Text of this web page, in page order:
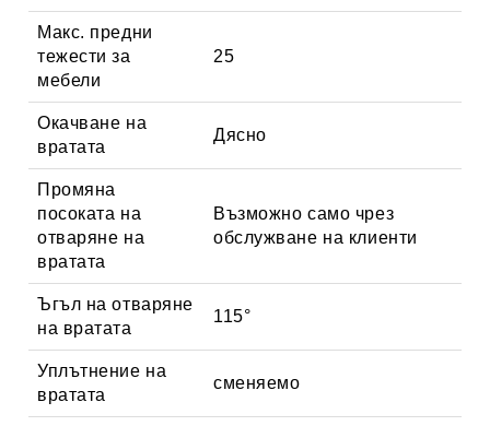
Макс. предни
тежести за
мебели
25
Окачване на
вратата
Дясно
Промяна
посоката на
отваряне на
вратата
Възможно само чрез
обслужване на клиенти
Ъгъл на отваряне
на вратата
115°
Уплътнение на
вратата
сменяемо